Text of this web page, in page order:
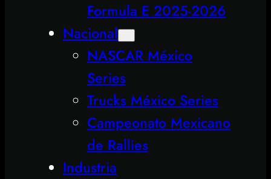
Formula E 2025-2026
Nacional
NASCAR México
Series
Trucks México Series
Campeonato Mexicano
de Rallies
Industria